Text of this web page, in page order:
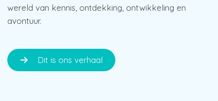
wereld van kennis, ontdekking, ontwikkeling en
avontuur.
Dit is ons verhaal